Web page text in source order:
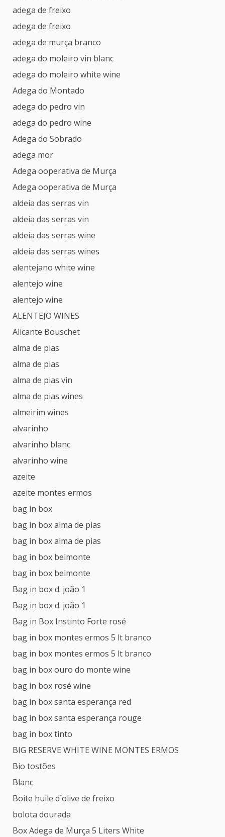
adega de freixo
adega de freixo
adega de murça branco
adega do moleiro vin blanc
adega do moleiro white wine
Adega do Montado
adega do pedro vin
adega do pedro wine
Adega do Sobrado
adega mor
Adega ooperativa de Murça
Adega ooperativa de Murça
aldeia das serras vin
aldeia das serras vin
aldeia das serras wine
aldeia das serras wines
alentejano white wine
alentejo wine
alentejo wine
ALENTEJO WINES
Alicante Bouschet
alma de pias
alma de pias
alma de pias vin
alma de pias wines
almeirim wines
alvarinho
alvarinho blanc
alvarinho wine
azeite
azeite montes ermos
bag in box
bag in box alma de pias
bag in box alma de pias
bag in box belmonte
bag in box belmonte
Bag in box d. joão 1
Bag in box d. joão 1
Bag in Box Instinto Forte rosé
bag in box montes ermos 5 lt branco
bag in box montes ermos 5 lt branco
bag in box ouro do monte wine
bag in box rosé wine
bag in box santa esperança red
bag in box santa esperança rouge
bag in box tinto
BIG RESERVE WHITE WINE MONTES ERMOS
Bio tostões
Blanc
Boite huile d´olive de freixo
bolota dourada
Box Adega de Murça 5 Liters White